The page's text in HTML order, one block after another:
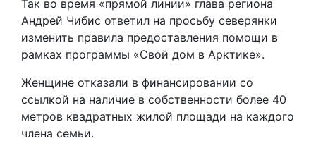
Так во время «прямой линии» глава региона
Андрей Чибис ответил на просьбу северянки
изменить правила предоставления помощи в
рамках программы «Свой дом в Арктике».
Женщине отказали в финансировании со
ссылкой на наличие в собственности более 40
метров квадратных жилой площади на каждого
члена семьи.